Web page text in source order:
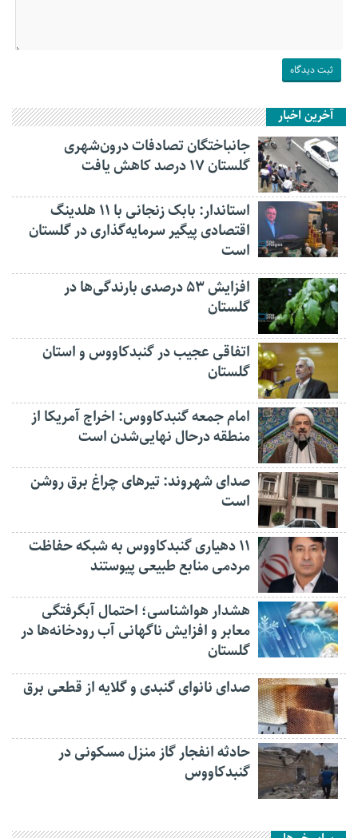
آخرین اخبار
جانباختگان تصادفات درون‌شهری
گلستان ۱۷ درصد کاهش یافت
استاندار: بابک زنجانی با ۱۱ هلدینگ
اقتصادی پیگیر سرمایه‌گذاری در گلستان
است
افزایش ۵۳ درصدی بارندگی‌ها در
گلستان
اتفاقی عجیب در‌ گنبدکاووس و استان
گلستان
امام جمعه گنبدکاووس: اخراج آمریکا از
منطقه درحال نهایی‌شدن است
صدای شهروند: تیرهای چراغ برق روشن
است
۱۱ دهیاری گنبدکاووس به شبکه حفاظت
مردمی منابع طبیعی پیوستند
هشدار هواشناسی؛ احتمال آبگرفتگی
معابر و افزایش ناگهانی آب رودخانه‌ها در
گلستان
صدای نانوای گنبدی و گلایه از قطعی برق
حادثه انفجار گاز منزل مسکونی در
گنبدکاووس